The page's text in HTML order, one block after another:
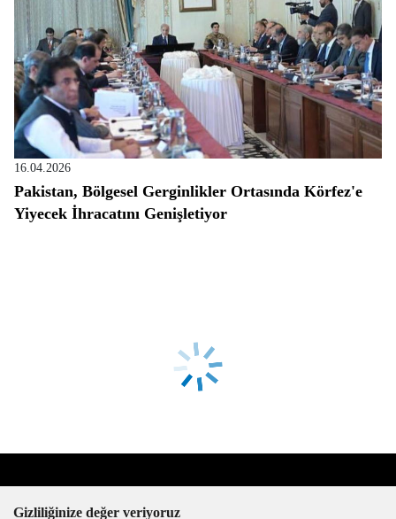
16.04.2026
Pakistan, Bölgesel Gerginlikler Ortasında Körfez'e
Yiyecek İhracatını Genişletiyor
Gizliliğinize değer veriyoruz